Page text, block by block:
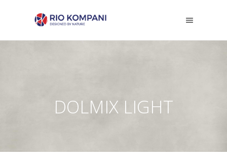
DOLMIX LIGHT